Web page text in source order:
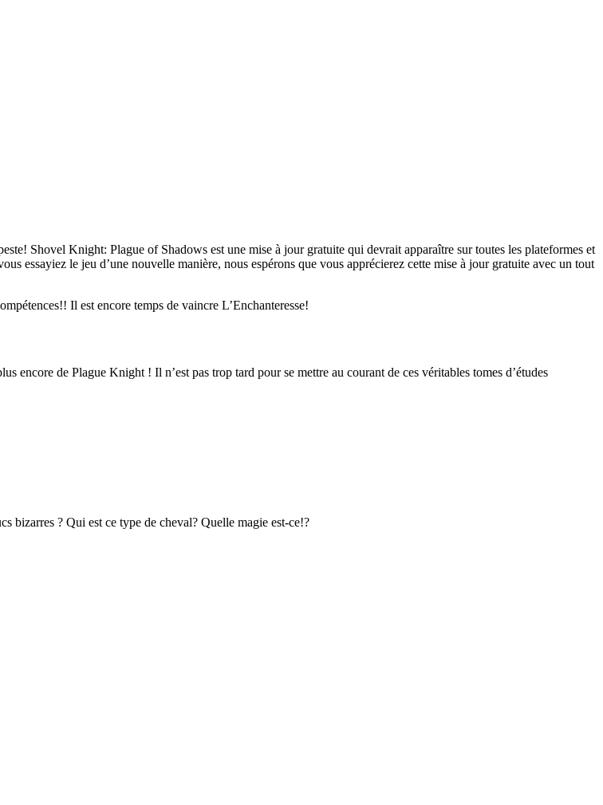
Shovel Knight: Plague of Shadows est une mise à jour gratuite qui devrait apparaître sur toutes les plateformes et
essayiez le jeu d’une nouvelle manière, nous espérons que vous apprécierez cette mise à jour gratuite avec un tout
Il est encore temps de vaincre L’Enchanteresse!
encore de Plague Knight ! Il n’est pas trop tard pour se mettre au courant de ces véritables tomes d’études
bizarres ? Qui est ce type de cheval? Quelle magie est-ce!?